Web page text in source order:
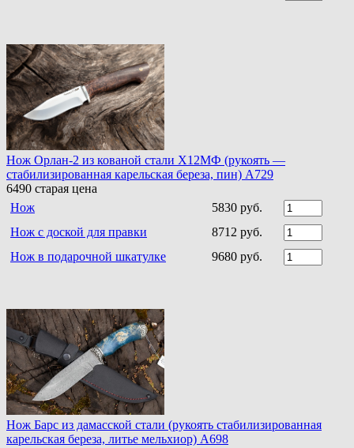
Нож Орлан-2 из кованой стали Х12МФ (рукоять —
стабилизированная карельская береза, пин) A729
6490 старая цена
Нож
5830 руб.
Нож с доской для правки
8712 руб.
Нож в подарочной шкатулке
9680 руб.
Нож Барс из дамасской стали (рукоять стабилизированная
карельская береза, литье мельхиор) A698